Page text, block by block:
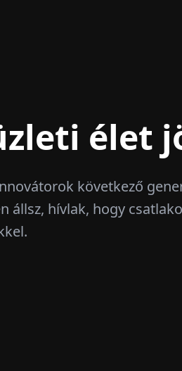
élet
következő
hívlak, hogy